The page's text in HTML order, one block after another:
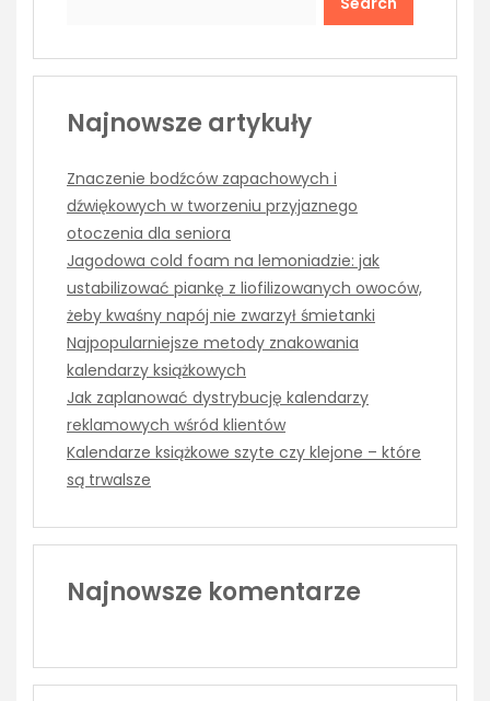
Najnowsze artykuły
Znaczenie bodźców zapachowych i
dźwiękowych w tworzeniu przyjaznego
otoczenia dla seniora
Jagodowa cold foam na lemoniadzie: jak
ustabilizować piankę z liofilizowanych owoców,
żeby kwaśny napój nie zwarzył śmietanki
Najpopularniejsze metody znakowania
kalendarzy książkowych
Jak zaplanować dystrybucję kalendarzy
reklamowych wśród klientów
Kalendarze książkowe szyte czy klejone – które
są trwalsze
Najnowsze komentarze